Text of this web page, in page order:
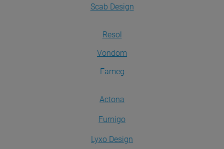
Scab Design
Resol
Vondom
Fameg
Actona
Furnigo
Lyxo Design